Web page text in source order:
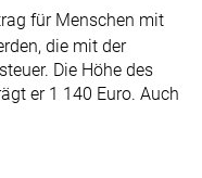
für Menschen mit
die mit der
Die Höhe des
er 1 140 Euro. Auch